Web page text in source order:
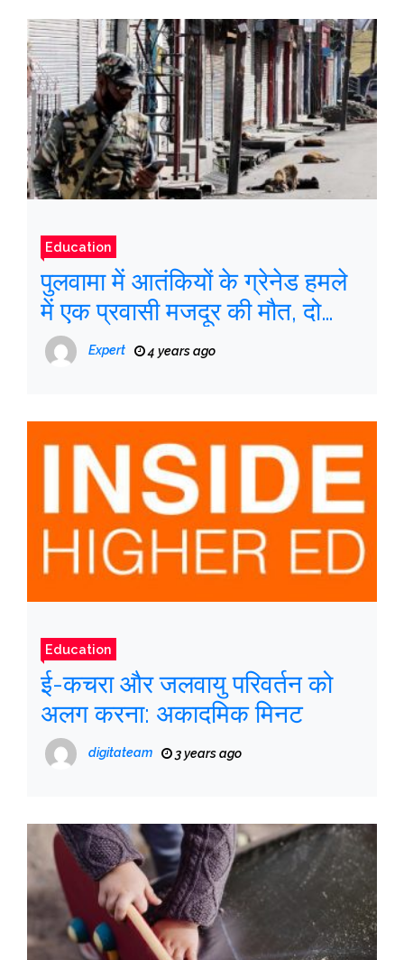
Education
पुलवामा में आतंकियों के ग्रेनेड हमले
में एक प्रवासी मजदूर की मौत, दो
घायलExpert 4 years ago
Education
ई-कचरा और जलवायु परिवर्तन को
अलग करना: अकादमिक मिनट
digitateam 3 years ago